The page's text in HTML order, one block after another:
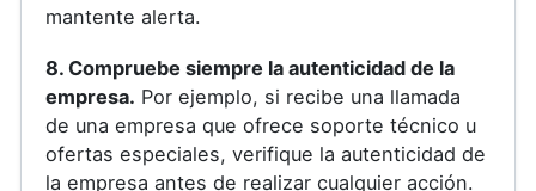
mantente alerta.
8. Compruebe siempre la autenticidad de la
empresa. Por ejemplo, si recibe una llamada
de una empresa que ofrece soporte técnico u
ofertas especiales, verifique la autenticidad de
la empresa antes de realizar cualquier acción.